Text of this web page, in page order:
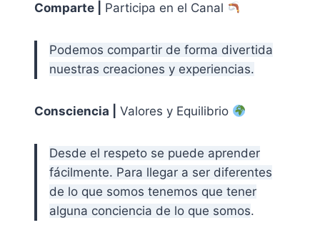
Comparte | Participa en el Canal
Podemos compartir de forma divertida
nuestras creaciones y experiencias.
Consciencia | Valores y Equilibrio
Desde el respeto se puede aprender
fácilmente. Para llegar a ser diferentes
de lo que somos tenemos que tener
alguna conciencia de lo que somos.